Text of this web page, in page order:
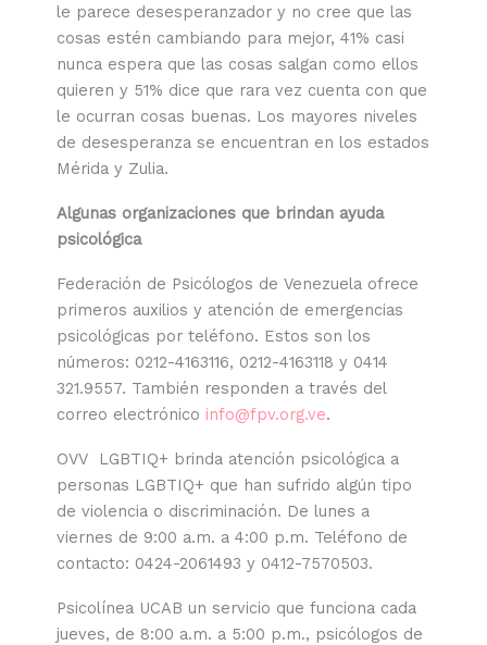
le parece desesperanzador y no cree que las
cosas estén cambiando para mejor, 41% casi
nunca espera que las cosas salgan como ellos
quieren y 51% dice que rara vez cuenta con que
le ocurran cosas buenas. Los mayores niveles
de desesperanza se encuentran en los estados
Mérida y Zulia.
Algunas organizaciones que brindan ayuda
psicológica
Federación de Psicólogos de Venezuela ofrece
primeros auxilios y atención de emergencias
psicológicas por teléfono. Estos son los
números: 0212-4163116, 0212-4163118 y 0414
321.9557. También responden a través del
correo electrónico info@fpv.org.ve.
OVV LGBTIQ+ brinda atención psicológica a
personas LGBTIQ+ que han sufrido algún tipo
de violencia o discriminación. De lunes a
viernes de 9:00 a.m. a 4:00 p.m. Teléfono de
contacto: 0424-2061493 y 0412-7570503.
Psicolínea UCAB un servicio que funciona cada
jueves, de 8:00 a.m. a 5:00 p.m., psicólogos de